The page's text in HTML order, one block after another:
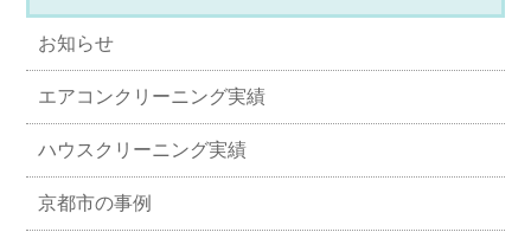
お知らせ
エアコンクリーニング実績
ハウスクリーニング実績
京都市の事例